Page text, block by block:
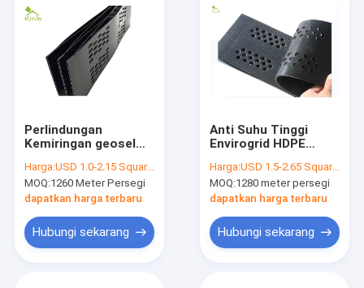
Perlindungan
Kemiringan geosel
Pengekangan
Geoseluler Mencegah
Tanah Longsor
Harga:USD 1.0-2.15 Square Meter
MOQ:1260 Meter Persegi
dapatkan harga terbaru
Hubungi sekarang
Anti Suhu Tinggi
Envirogrid HDPE
Landasan Pacu
Bandara
Harga:USD 1.5-2.65 Square Meter
MOQ:1280 meter persegi
dapatkan harga terbaru
Hubungi sekarang